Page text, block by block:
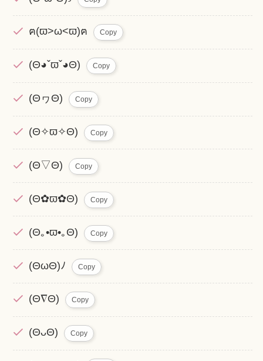
ฅ(ϖ>ω<ϖ)ฅ Copy
(Θ◕ˇϖˇ◕Θ) Copy
(ΘヮΘ) Copy
(Θ✧ϖ✧Θ) Copy
(Θ▽Θ) Copy
(Θ✿ϖ✿Θ) Copy
(Θ｡•ϖ•｡Θ) Copy
(ΘωΘ)ﾉ Copy
(Θ∇Θ) Copy
(ΘᴗΘ) Copy